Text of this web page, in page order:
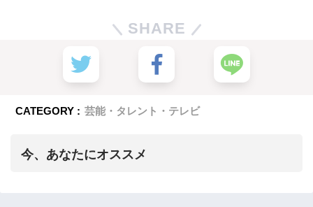
SHARE
CATEGORY : 芸能・タレント・テレビ
今、あなたにオススメ